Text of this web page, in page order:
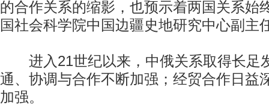
的合作关系的缩影，也预示着两国关系始
国社会科学院中国边疆史地研究中心副主
进入21世纪以来，中俄关系取得长足
通、协调与合作不断加强；经贸合作日益
加强。